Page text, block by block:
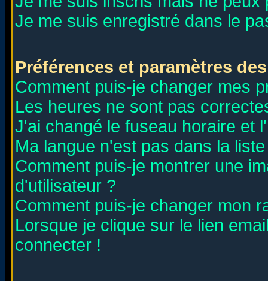
Je me suis enregistré dans le
Préférences et paramètres
Comment puis-je changer mes
Les heures ne sont pas
J'ai changé le fuseau horaire et
Ma langue n'est pas dans la
Comment puis-je montrer une
d'utilisateur ?
Comment puis-je changer mon
Lorsque je clique sur le lien
connecter !